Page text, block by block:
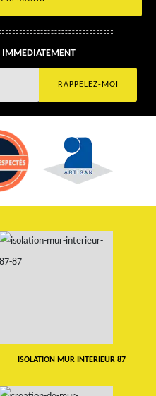
IMMEDIATEMENT
ISOLATION MUR INTERIEUR 87